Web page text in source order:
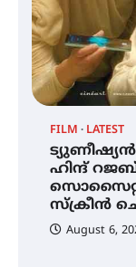
FILM LATEST
ഹിന്ദ്
സ്‌ക്രീൻ
August 6,